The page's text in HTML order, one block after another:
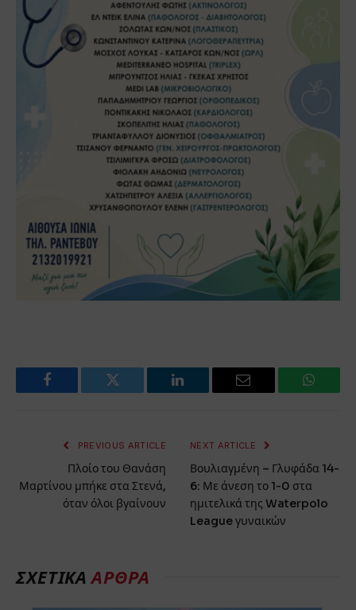
Facebook Twitter LinkedIn Email
PREVIOUS ARTICLE
Πλοίο του Θανάση
Μαρτίνου μπήκε στα Στενά,
όταν όλοι βγαίνουν
NEXT ARTICLE
Βουλιαγμένη – Γλυφάδα 14-
6: Με άνεση το 1-0 στα
ημιτελικά της Waterpolo
League γυναικών
ΣΧΕΤΙΚΑΑΡΘΡΑ